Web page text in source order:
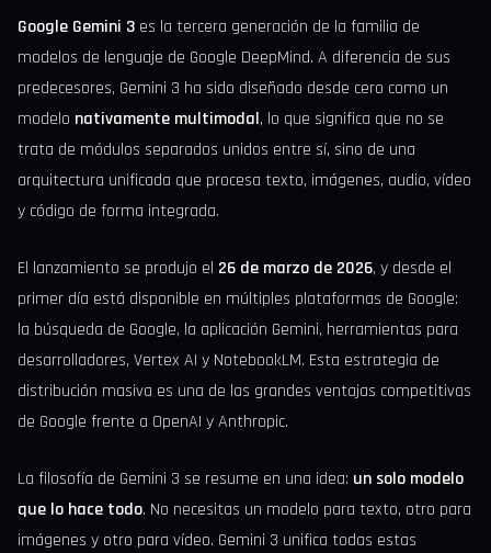
Google Gemini 3 es la tercera generación de la familia de
modelos de lenguaje de Google DeepMind. A diferencia de sus
predecesores, Gemini 3 ha sido diseñado desde cero como un
modelo nativamente multimodal, lo que significa que no se
trata de módulos separados unidos entre sí, sino de una
arquitectura unificada que procesa texto, imágenes, audio, vídeo
y código de forma integrada.
El lanzamiento se produjo el 26 de marzo de 2026, y desde el
primer día está disponible en múltiples plataformas de Google:
la búsqueda de Google, la aplicación Gemini, herramientas para
desarrolladores, Vertex AI y NotebookLM. Esta estrategia de
distribución masiva es una de las grandes ventajas competitivas
de Google frente a OpenAI y Anthropic.
La filosofía de Gemini 3 se resume en una idea: un solo modelo
que lo hace todo. No necesitas un modelo para texto, otro para
imágenes y otro para vídeo. Gemini 3 unifica todas estas